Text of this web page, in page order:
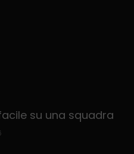
su una squadra